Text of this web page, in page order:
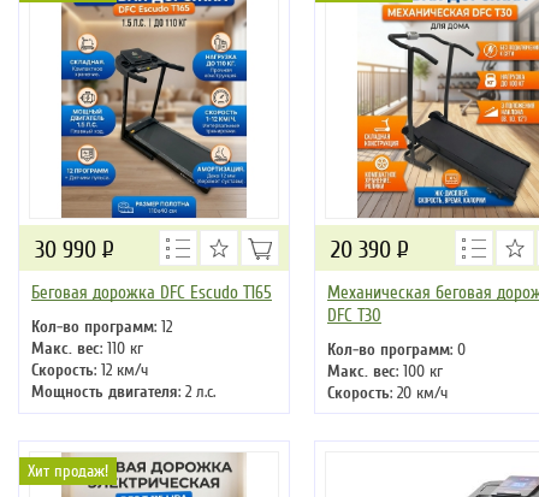
Беговая дорожка DFC Escudo T165
Кол-во программ: 12
Макс. вес: 110 кг
Скорость: 12 км/ч
Мощность двигателя: 2 л.с.
Регулировка угла наклона: нет
30 990 Р
Механическая беговая
DFC T30
Кол-во программ: 0
Макс. вес: 100 кг
Скорость: 20 км/ч
Мощность двигателя: 0
Регулировка угла наклона:
20 390 Р
Хит продаж!